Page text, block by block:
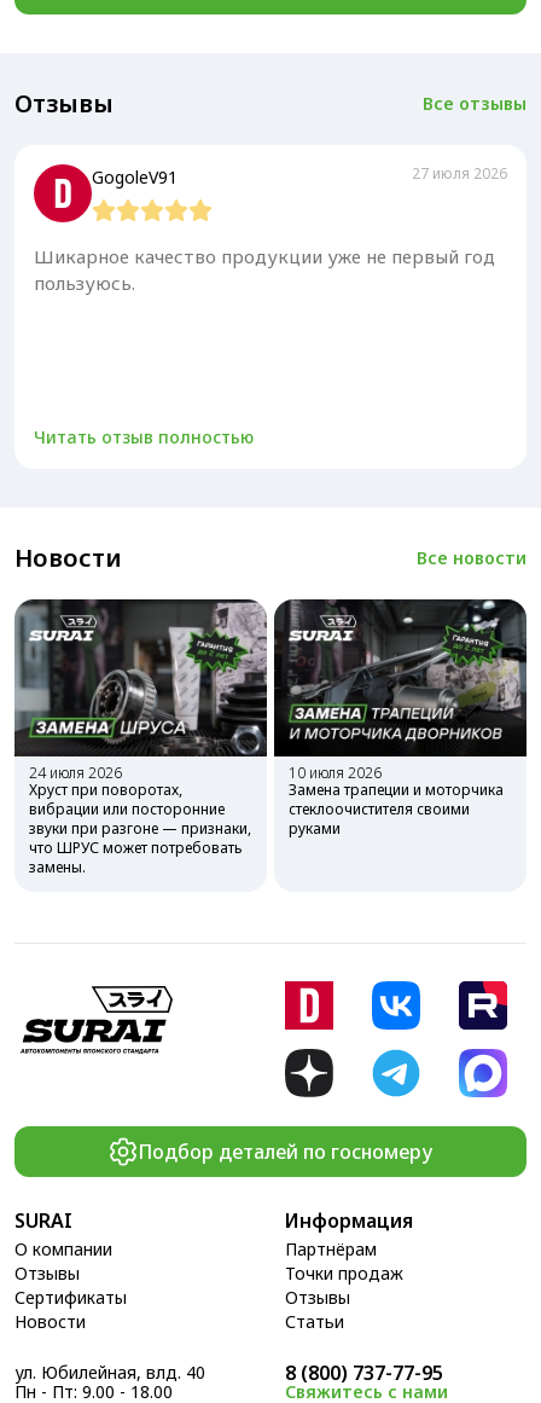
Отзывы Все отзывы
GogoleV91 27 июля 2026
Шикарное качество продукции уже не первый год
пользуюсь.
Читать отзыв полностью
Новости Все новости
24 июля 2026
Хруст при поворотах,
вибрации или посторонние
звуки при разгоне — признаки,
что ШРУС может потребовать
замены.
10 июля 2026
Замена трапеции и моторчика
стеклоочистителя своими
руками
Подбор деталей по госномеру
SURAI
О компании
Отзывы
Сертификаты
Новости
Информация
Партнёрам
Точки продаж
Отзывы
Статьи
ул. Юбилейная, влд. 40
Пн - Пт: 9.00 - 18.00
8 (800) 737-77-95
Свяжитесь с нами